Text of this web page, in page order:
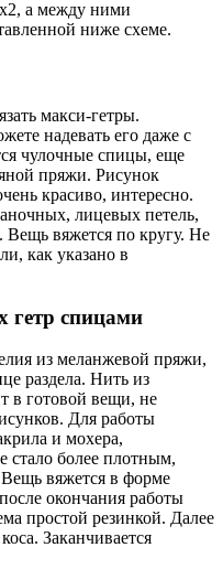
а между ними
ниже схеме.
макси-гетры.
надевать его даже с
чулочные спицы, еще
пряжи. Рисунок
красиво, интересно.
лицевых петель,
Вещь вяжется по кругу. Не
как указано в
гетр спицами
из меланжевой пряжи,
раздела. Нить из
в готовой вещи, не
Для работы
и мохера,
стало более плотным,
вяжется в форме
окончания работы
простой резинкой. Далее
Заканчивается